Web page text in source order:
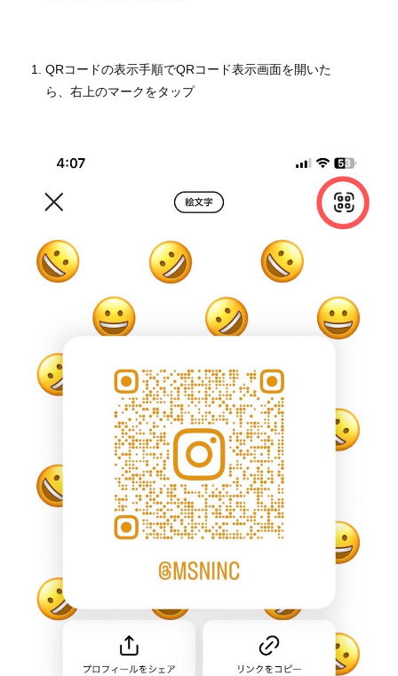
QRコードの表示手順でQRコード表示画面を開いた
ら、右上のマークをタップ